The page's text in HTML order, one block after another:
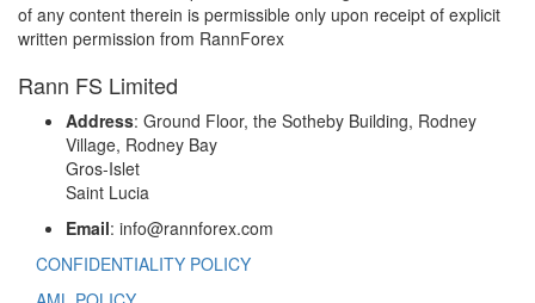
of any content therein is permissible only upon receipt of explicit
written permission from RannForex
Rann FS Limited
Address: Ground Floor, the Sotheby Building, Rodney
Village, Rodney Bay
Gros-Islet
Saint Lucia
Email: info@rannforex.com
CONFIDENTIALITY POLICY